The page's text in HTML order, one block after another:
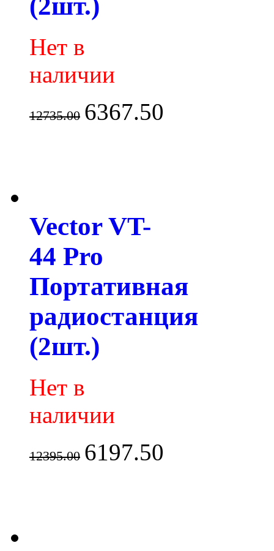
Нет в
наличии
12735.00 6367.50
Vector VT-
44 Pro
Портативная
радиостанция
(2шт.)
Нет в
наличии
12395.00 6197.50